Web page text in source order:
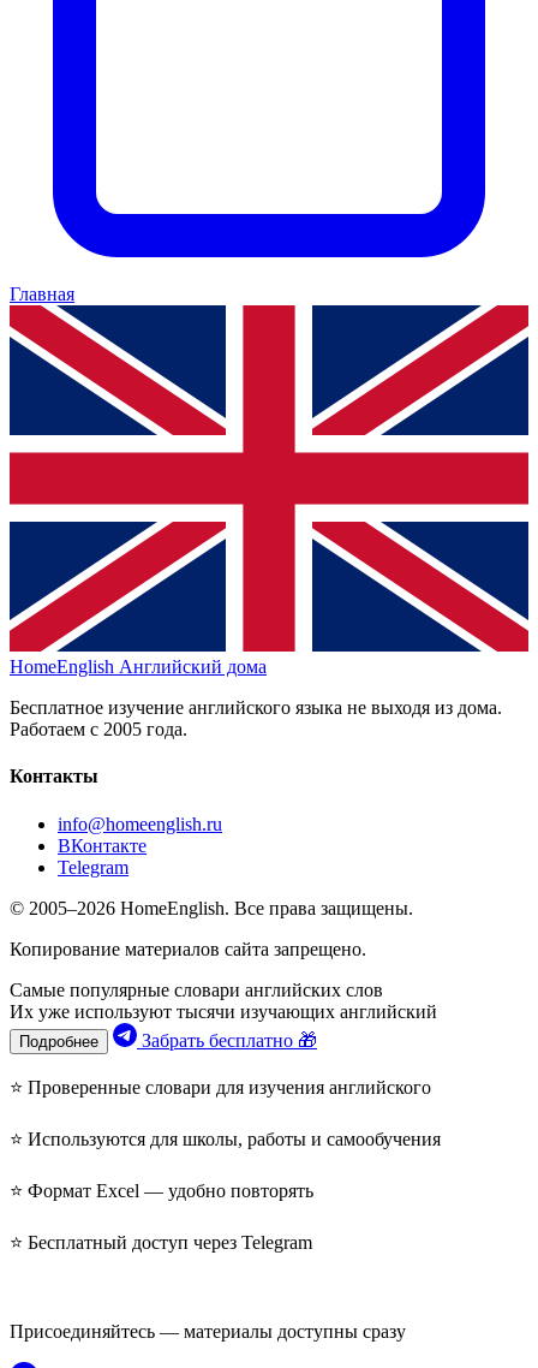
Главная
HomeEnglish Английский дома
Бесплатное изучение английского языка не выходя из дома.
Работаем с 2005 года.
Контакты
info@homeenglish.ru
ВКонтакте
Telegram
© 2005–2026 HomeEnglish. Все права защищены.
Копирование материалов сайта запрещено.
Самые популярные словари английских слов
Их уже используют тысячи изучающих английский
Подробнее Забрать бесплатно 🎁
⭐ Проверенные словари для изучения английского
⭐ Используются для школы, работы и самообучения
⭐ Формат Excel — удобно повторять
⭐ Бесплатный доступ через Telegram
Присоединяйтесь — материалы доступны сразу